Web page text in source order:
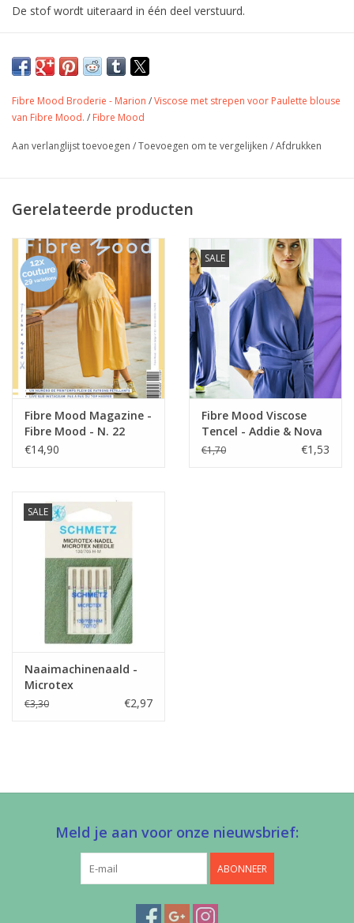
De stof wordt uiteraard in één deel verstuurd.
Zacht glanzende en mooi doorvallende
viscose van Fibre Mood 37 voor de Caren
blouse.
Kleur
off white
Gewicht
200 gr/m
Toepassing
hemd, Jurk, rokjes,
accessoires, tassen,
quilting,...
Label
Oeko-Tex Class 1
Stretch
Fibre Mood Broderie - Marion /Viscose met strepen voor Paulette blouse
van Fibre Mood. / Fibre Mood
Aan verlanglijst toevoegen /Toevoegen om te vergelijken /Afdrukken
Gerelateerde producten
Fibre Mood Magazine -
Fibre Mood - N. 22
€14,90
SALE
Fibre Mood Viscose
Tencel - Addie & Nova
- Purple
€1,70 €1,53
SALE
Naaimachinenaald -
Microtex
€3,30 €2,97
Meld je aan voor onze nieuwsbrief:
ABONNEER